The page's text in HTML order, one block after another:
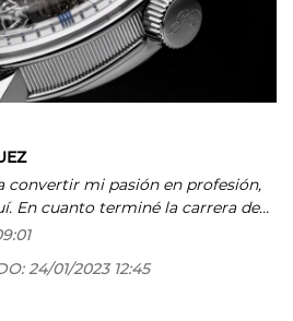
convertir mi pasión en profesión,
En cuanto terminé la carrera de
en el mundo editorial y no he
para importantes cabeceras
24/01/2023 12:45